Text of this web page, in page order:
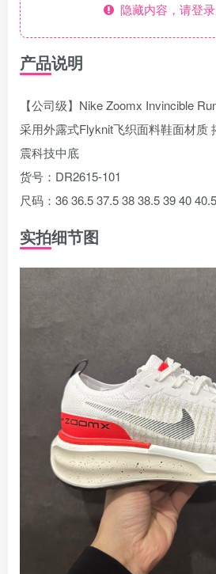
隐藏内容，请登
产品说明
【公司级】Nike Zoomx Invincible
采用外露式Flyknit飞织面料鞋面材质
震科技中底
货号：DR2615-101
尺码：36 36.5 37.5 38 38.5 39 40
实拍细节图